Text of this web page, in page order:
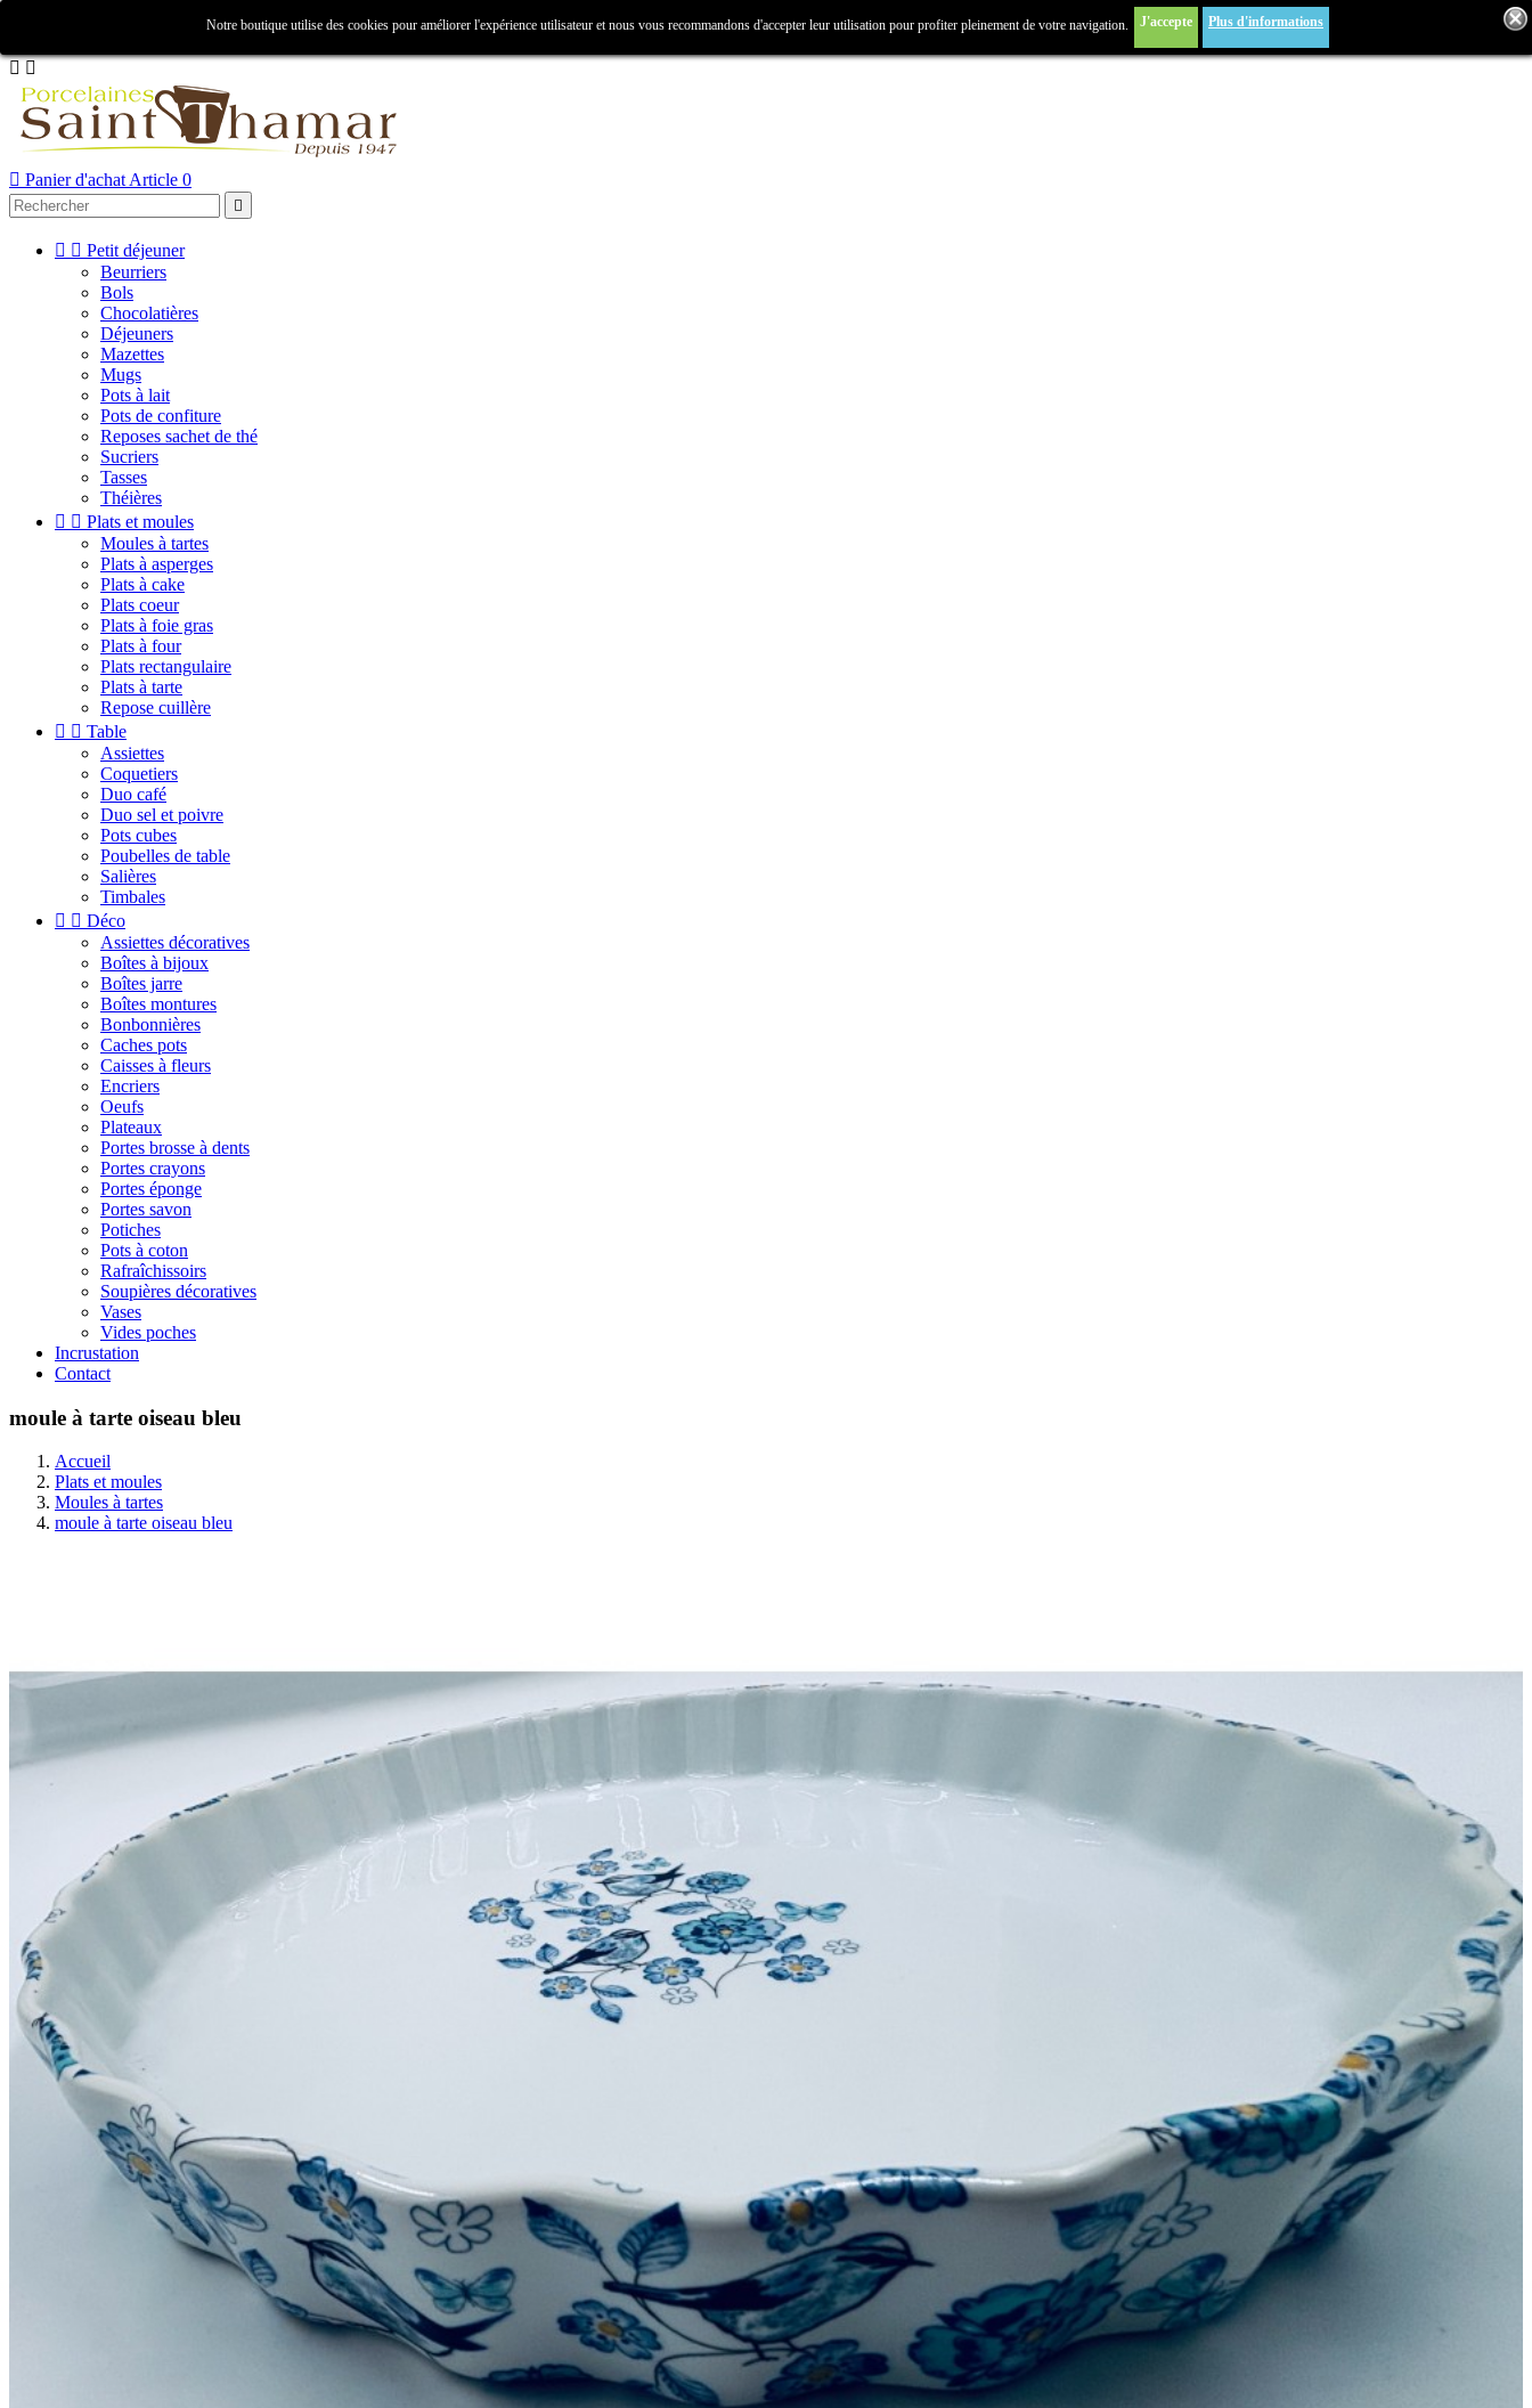
 
 Panier d'achat Article 0

Notre boutique utilise des cookies pour améliorer l'expérience utilisateur et nous vous recommandons d'accepter leur utilisation pour profiter pleinement de votre navigation. J'accepte Plus d'informations
  Petit déjeuner
Beurriers
Bols
Chocolatières
Déjeuners
Mazettes
Mugs
Pots à lait
Pots de confiture
Reposes sachet de thé
Sucriers
Tasses
Théières
  Plats et moules
Moules à tartes
Plats à asperges
Plats à cake
Plats coeur
Plats à foie gras
Plats à four
Plats rectangulaire
Plats à tarte
Repose cuillère
  Table
Assiettes
Coquetiers
Duo café
Duo sel et poivre
Pots cubes
Poubelles de table
Salières
Timbales
  Déco
Assiettes décoratives
Boîtes à bijoux
Boîtes jarre
Boîtes montures
Bonbonnières
Caches pots
Caisses à fleurs
Encriers
Oeufs
Plateaux
Portes brosse à dents
Portes crayons
Portes éponge
Portes savon
Potiches
Pots à coton
Rafraîchissoirs
Soupières décoratives
Vases
Vides poches
Incrustation
Contact
moule à tarte oiseau bleu
Accueil
Plats et moules
Moules à tartes
moule à tarte oiseau bleu